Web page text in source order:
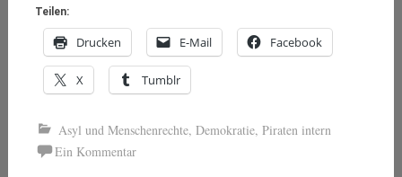
Teilen:
Drucken E-Mail Facebook
X Tumblr
Asyl und Menschenrechte, Demokratie, Piraten intern
Ein Kommentar